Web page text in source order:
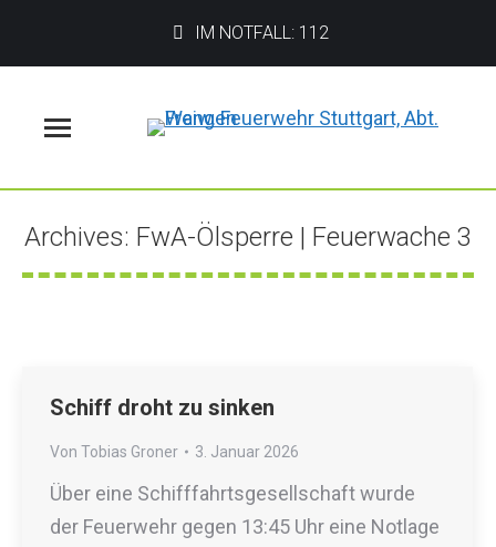
IM NOTFALL: 112
Archives: FwA-Ölsperre | Feuerwache 3
Sie befinden sich hier:
Schiff droht zu sinken
Von Tobias Groner 3. Januar 2026
Über eine Schifffahrtsgesellschaft wurde
der Feuerwehr gegen 13:45 Uhr eine Notlage